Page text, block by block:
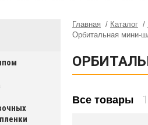
Главная Каталог
Орбитальная мини-
Все товары 1